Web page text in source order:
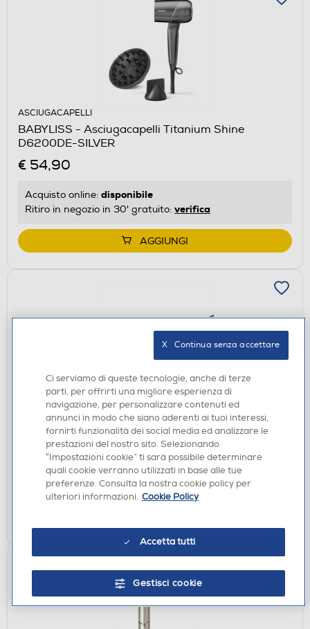
ASCIUGACAPELLI
BABYLISS - Asciugacapelli Titanium Shine
D6200DE-SILVER
€ 54,90
Acquisto online: disponibile
Ritiro in negozio in 30' gratuito: verifica
AGGIUNGI
PIASTRE
BABYLISS - Piastra per capelli ST493E
€ 59,90
Acquisto online:disponibile
Ritiro in negozio in 30' gratuito:verifica
Ci serviamo di queste tecnologie, anche di terze
parti, per offrirti una migliore esperienza di
navigazione, per personalizzare contenuti ed
annunci in modo che siano aderenti ai tuoi interessi,
fornirti funzionalità dei social media ed analizzare le
prestazioni del nostro sito. Selezionando
“Impostazioni cookie” ti sarà possibile determinare
quali cookie verranno utilizzati in base alle tue
preferenze. Consulta la nostra cookie policy per
ulteriori informazioni. Cookie Policy
Accetta tutti
Gestisci cookie
X   Continua senza accettare